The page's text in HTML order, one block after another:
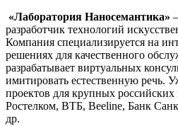
«Лаборатория Наносемантика»
разработчик технологий
Компания специализируется на
решениях для качественного
разрабатывает виртуальных
имитировать естественную речь.
проектов для крупных
Ростелком, ВТБ, Beeline, Банк
др.